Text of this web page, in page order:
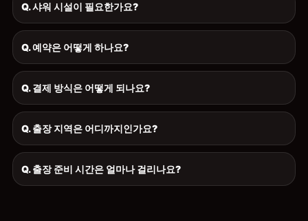
Q. 샤워 시설이 필요한가요?
Q. 예약은 어떻게 하나요?
Q. 결제 방식은 어떻게 되나요?
Q. 출장 지역은 어디까지인가요?
Q. 출장 준비 시간은 얼마나 걸리나요?